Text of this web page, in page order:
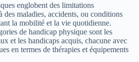
englobent des limitations
des maladies, accidents, ou conditions
la mobilité et la vie quotidienne.
de handicap physique sont les
et les handicaps acquis, chacune avec
en termes de thérapies et équipements